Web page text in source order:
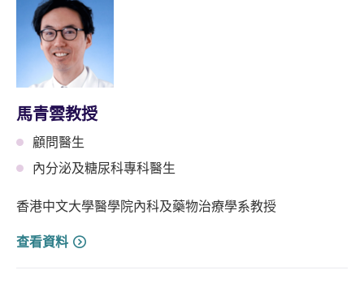
馬青雲教授
顧問醫生
內分泌及糖尿科專科醫生
香港中文大學醫學院內科及藥物治療學系教授
查看資料